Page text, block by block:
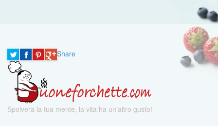
Share
Spolvera la tua mente, la vita ha un'altro gusto!